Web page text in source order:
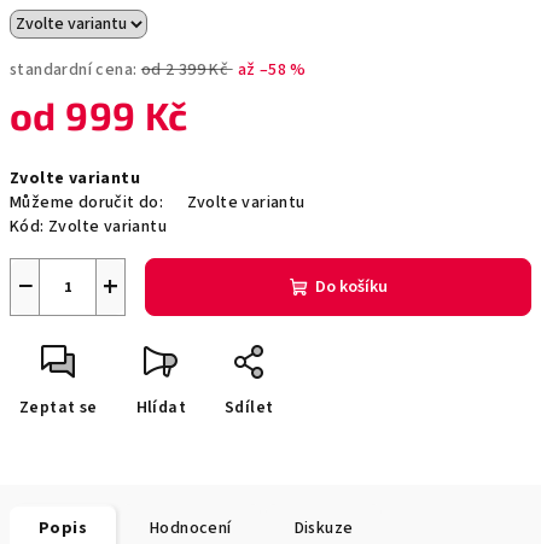
standardní cena: od 2 399 Kč až –58 %
od 999 Kč
cena:
Zvolte variantu
Můžeme doručit do:
Zvolte variantu
Kód: Zvolte variantu
+
− Do košíku
Zeptat se Hlídat Sdílet
Popis Hodnocení Diskuze